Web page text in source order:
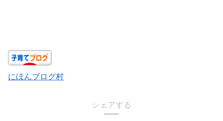
にほんブログ村
シェアする